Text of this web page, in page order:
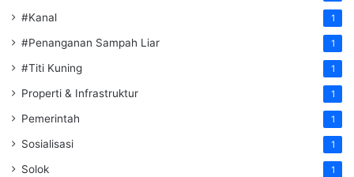
#Kanal 1
#Penanganan Sampah Liar 1
#Titi Kuning 1
Properti & Infrastruktur 1
Pemerintah 1
Sosialisasi 1
Solok 1